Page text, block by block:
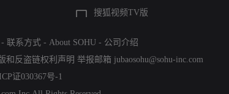
搜狐视频TV版
- 联系方式 - About SOHU - 公司介绍
和反盗链权利声明 举报邮箱 jubaosohu@sohu-inc.com
证030367号-1